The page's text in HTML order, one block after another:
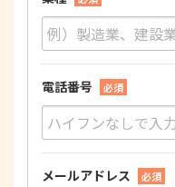
電話番号 必須
メールアドレス 必須